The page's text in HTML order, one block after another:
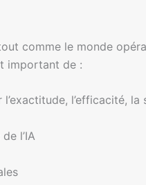
comme le monde
important de :
l’efficacité,
l’IA